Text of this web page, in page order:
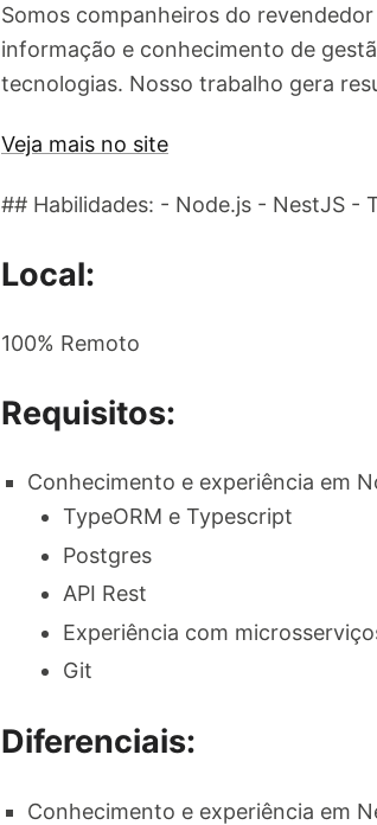
Somos companheiros do
informação e conhecimento de
tecnologias. Nosso trabalho gera
Veja mais no site
## Habilidades: - Node.js - NestJS -
Local:
100% Remoto
Requisitos:
Conhecimento e experiência em
TypeORM e Typescript
Postgres
API Rest
Experiência com
Git
Diferenciais:
Conhecimento e experiência em